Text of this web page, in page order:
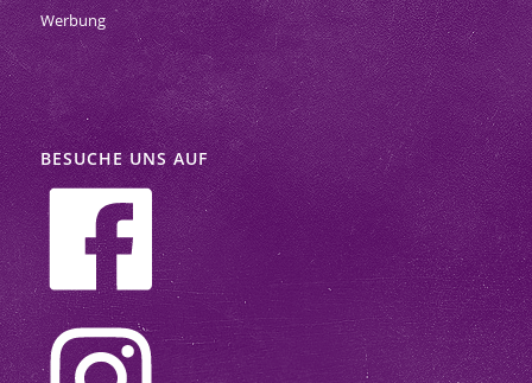
Werbung
BESUCHE UNS AUF